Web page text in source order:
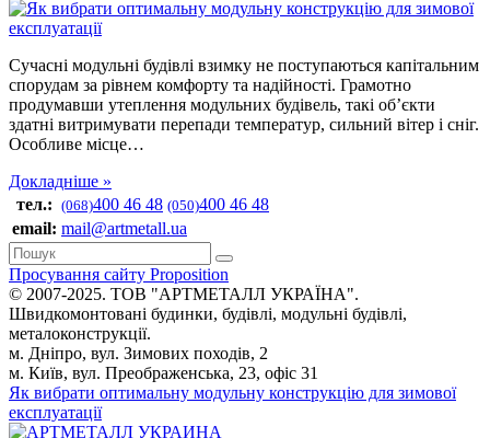
Сучасні модульні будівлі взимку не поступаються капітальним
спорудам за рівнем комфорту та надійності. Грамотно
продумавши утеплення модульних будівель, такі об’єкти
здатні витримувати перепади температур, сильний вітер і сніг.
Особливе місце…
Докладніше »
тел.: (068)400 46 48 (050)400 46 48
email: mail@artmetall.ua
Просування сайту Proposition
© 2007-2025. ТОВ "AРТМЕТАЛЛ УКРАЇНА".
Швидкомонтовані будинки, будівлі, модульні будівлі,
металоконструкції.
м. Дніпро, вул. Зимових походів, 2
м. Київ, вул. Преображенська, 23, офіс 31
Як вибрати оптимальну модульну конструкцію для зимової
експлуатації